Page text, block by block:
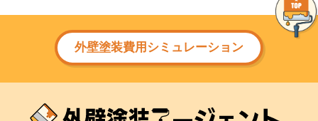
外壁塗装費用シミュレーション